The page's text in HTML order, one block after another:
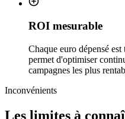
ROI mesurable
Chaque euro dépensé
permet d'optimiser
campagnes les plus
Inconvénients
Les limites à